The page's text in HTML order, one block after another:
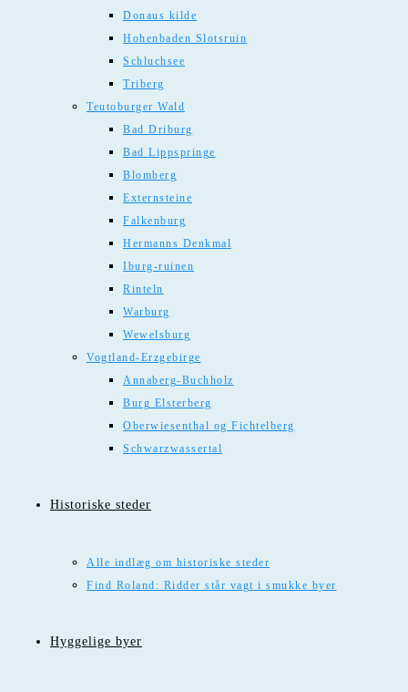
Donaus kilde
Hohenbaden Slotsruin
Schluchsee
Triberg
Teutoburger Wald
Bad Driburg
Bad Lippspringe
Blomberg
Externsteine
Falkenburg
Hermanns Denkmal
Iburg-ruinen
Rinteln
Warburg
Wewelsburg
Vogtland-Erzgebirge
Annaberg-Buchholz
Burg Elsterberg
Oberwiesenthal og Fichtelberg
Schwarzwassertal
Historiske steder
Alle indlæg om historiske steder
Find Roland: Ridder står vagt i smukke byer
Hyggelige byer